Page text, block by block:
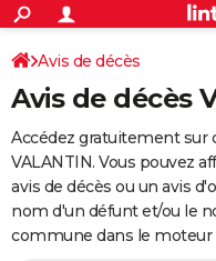
ACTUALITÉS
Politique
Société
Faits Divers
Education
Monde
Villes
+
SPORT
Coupe du monde 2026
Football
Tennis
Cyclisme
Rugby
Forum
Programme TV
TNT
Streaming
Cinéma
Sorties cinéma
Musique
+
FINANCE
Retraite
Epargne
Immobilier
Risques naturels par ville
Banque
Assurance
AUTO
Essais
Réserver un essai
Citadines
Berlines
SUV
Forum auto
+
Avis de décès
Avis de décès
Accédez gratuitement sur
VALANTIN. Vous pouvez
avis de décès ou un avis
nom d'un défunt et/ou le
commune dans le moteur